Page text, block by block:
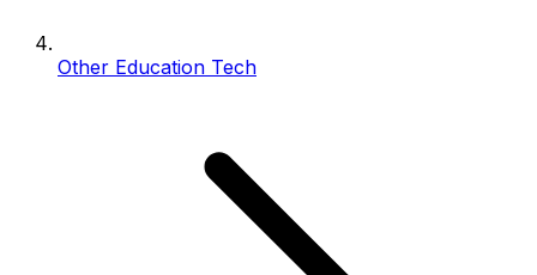
Other Education Tech